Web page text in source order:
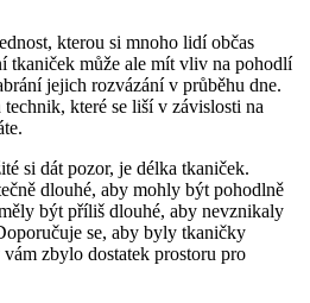
kterou si‌ mnoho lidí občas
tkaniček může​ ale mít vliv na⁤ pohodlí
jejich rozvázání ⁣v průběhu dne.
které se liší v závislosti na
si dát pozor, je délka ⁣tkaniček.
dlouhé, aby mohly být pohodlně
⁣být příliš dlouhé, aby nevznikaly
se, aby byly tkaničky
zbylo⁤ dostatek prostoru pro